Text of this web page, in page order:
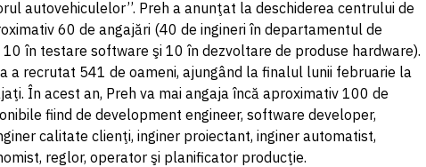
autovehiculelor’’. Preh a anunţat la deschiderea centrului de
60 de angajări (40 de ingineri în departamentul de
în testare software şi 10 în dezvoltare de produse hardware).
a recrutat 541 de oameni, ajungând la finalul lunii februarie la
În acest an, Preh va mai angaja încă aproximativ 100 de
fiind de development engineer, software developer,
calitate clienţi, inginer proiectant, inginer automatist,
reglor, operator şi planificator producţie.